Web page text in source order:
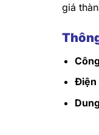
giá
Điện